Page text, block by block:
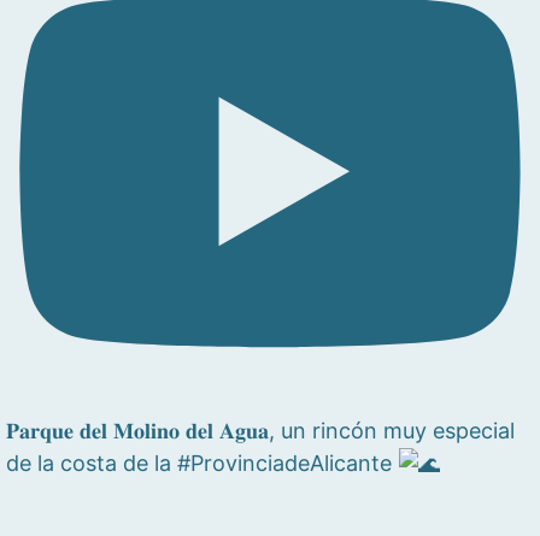
𝐏𝐚𝐫𝐪𝐮𝐞 𝐝𝐞𝐥 𝐌𝐨𝐥𝐢𝐧𝐨 𝐝𝐞𝐥 𝐀𝐠𝐮𝐚, un rincón muy especial
de la costa de la #ProvinciadeAlicante